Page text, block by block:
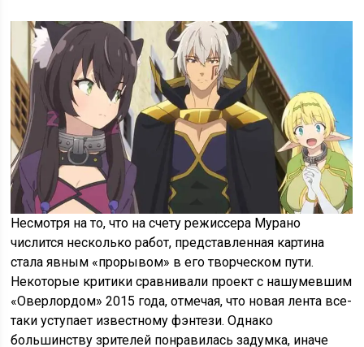
Несмотря на то, что на счету режиссера Мурано
числится несколько работ, представленная картина
стала явным «прорывом» в его творческом пути.
Некоторые критики сравнивали проект с нашумевшим
«Оверлордом» 2015 года, отмечая, что новая лента все-
таки уступает известному фэнтези. Однако
большинству зрителей понравилась задумка, иначе